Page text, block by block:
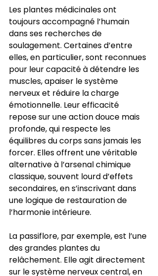
Les plantes médicinales ont
toujours accompagné l’humain
dans ses recherches de
soulagement. Certaines d’entre
elles, en particulier, sont reconnues
pour leur capacité à détendre les
muscles, apaiser le système
nerveux et réduire la charge
émotionnelle. Leur efficacité
repose sur une action douce mais
profonde, qui respecte les
équilibres du corps sans jamais les
forcer. Elles offrent une véritable
alternative à l’arsenal chimique
classique, souvent lourd d’effets
secondaires, en s’inscrivant dans
une logique de restauration de
l’harmonie intérieure.
La passiflore, par exemple, est l’une
des grandes plantes du
relâchement. Elle agit directement
sur le système nerveux central, en